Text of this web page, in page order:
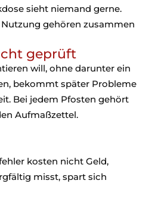
sieht niemand gerne.
gehören zusammen
geprüft
will, ohne darunter ein
bekommt später Probleme
Bei jedem Pfosten gehört
Aufmaßzettel.
kosten nicht Geld,
misst, spart sich